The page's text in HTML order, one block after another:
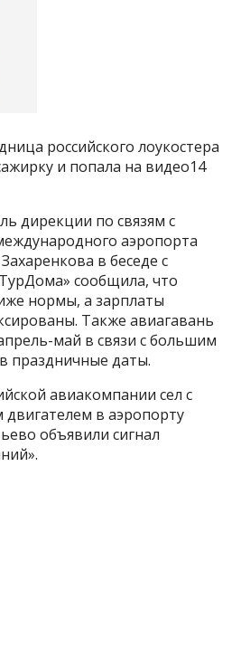
российского лоукостера
и попала на видео14
дирекции по связям с
аэропорта
в беседе с
сообщила, что
нормы, а зарплаты
Также авиагавань
май в связи с большим
праздничные даты.
авиакомпании сел с
в аэропорту
объявили сигнал